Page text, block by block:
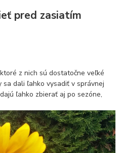
pred zasiatím
z nich sú dostatočne veľké
sa dali ľahko vysadiť v správnej
ľahko zbierať aj po sezóne,